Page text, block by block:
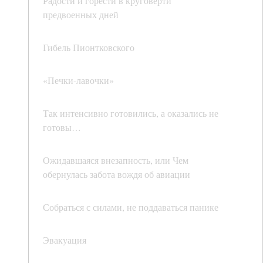
предвоенных дней
Гибель Пионтковского
«Печки-лавочки»
Так интенсивно готовились, а оказались не
готовы…
Ожидавшаяся внезапность, или Чем
обернулась забота вождя об авиации
Собраться с силами, не поддаваться панике
Эвакуация